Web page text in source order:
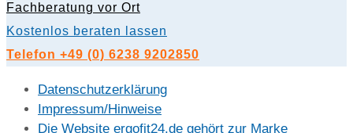
Fachberatung vor Ort
Kostenlos beraten lassen
Telefon +49 (0) 6238 9202850
Datenschutzerklärung
Impressum/Hinweise
Die Website ergofit24.de gehört zur Marke